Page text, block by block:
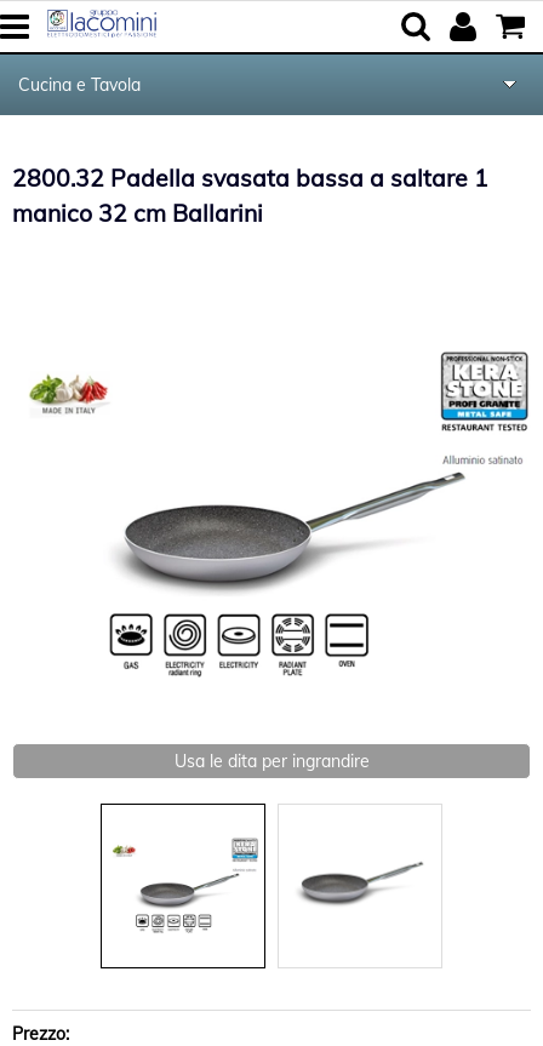
Marca
Elettrodomestici
Cucina e Tavola
Posate Salvinelli
2800.32 Padella svasata bassa a saltare 1
manico 32 cm Ballarini
Usa le dita per ingrandire
Prezzo: